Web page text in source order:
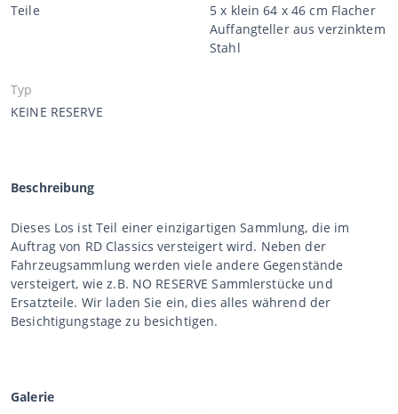
Teile
5 x klein 64 x 46 cm Flacher
Auffangteller aus verzinktem
Stahl
Typ
KEINE RESERVE
Beschreibung
Dieses Los ist Teil einer einzigartigen Sammlung, die im
Auftrag von RD Classics versteigert wird. Neben der
Fahrzeugsammlung werden viele andere Gegenstände
versteigert, wie z.B. NO RESERVE Sammlerstücke und
Ersatzteile. Wir laden Sie ein, dies alles während der
Besichtigungstage zu besichtigen.
Galerie